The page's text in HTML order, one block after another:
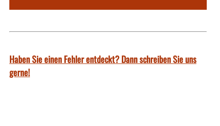
Haben Sie einen Fehler entdeckt? Dann schreiben Sie uns
gerne!